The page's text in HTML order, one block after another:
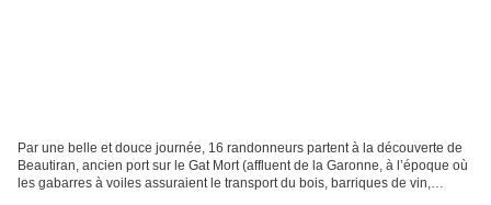
Par une belle et douce journée, 16 randonneurs partent à la découverte de
Beautiran, ancien port sur le Gat Mort (affluent de la Garonne, à l’époque où
les gabarres à voiles assuraient le transport du bois, barriques de vin,